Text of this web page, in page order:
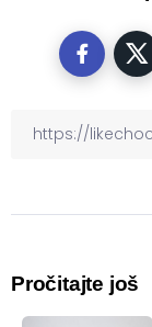
Pročitajte još